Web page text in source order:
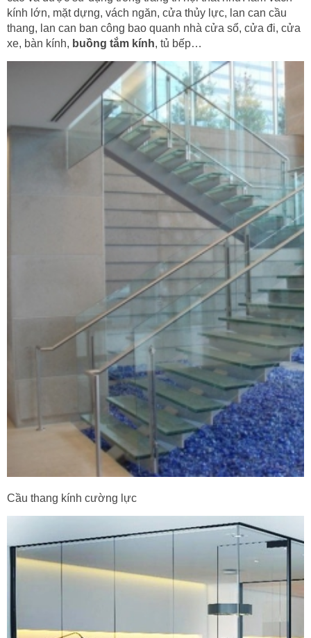
kính lớn, mặt dựng, vách ngăn, cửa thủy lực, lan can cầu
thang, lan can ban công bao quanh nhà cửa sổ, cửa đi, cửa
xe, bàn kính, buồng tắm kính, tủ bếp…
Cầu thang kính cường lực